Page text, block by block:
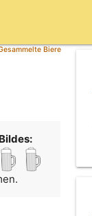
Biere